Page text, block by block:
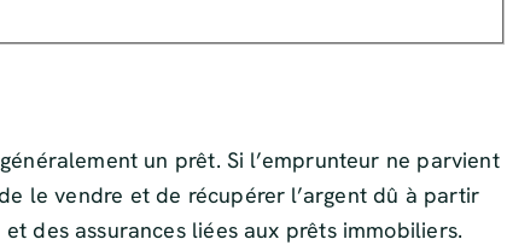
un prêt. Si l’emprunteur ne parvient
le vendre et de récupérer l’argent dû à partir
des assurances liées aux prêts immobiliers.